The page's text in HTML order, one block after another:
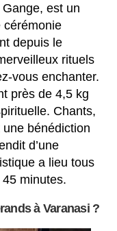
est un
cérémonie
depuis le
rituels
vous enchanter.
près de 4,5 kg
Chants,
bénédiction
d’une
a lieu tous
minutes.
à Varanasi ?